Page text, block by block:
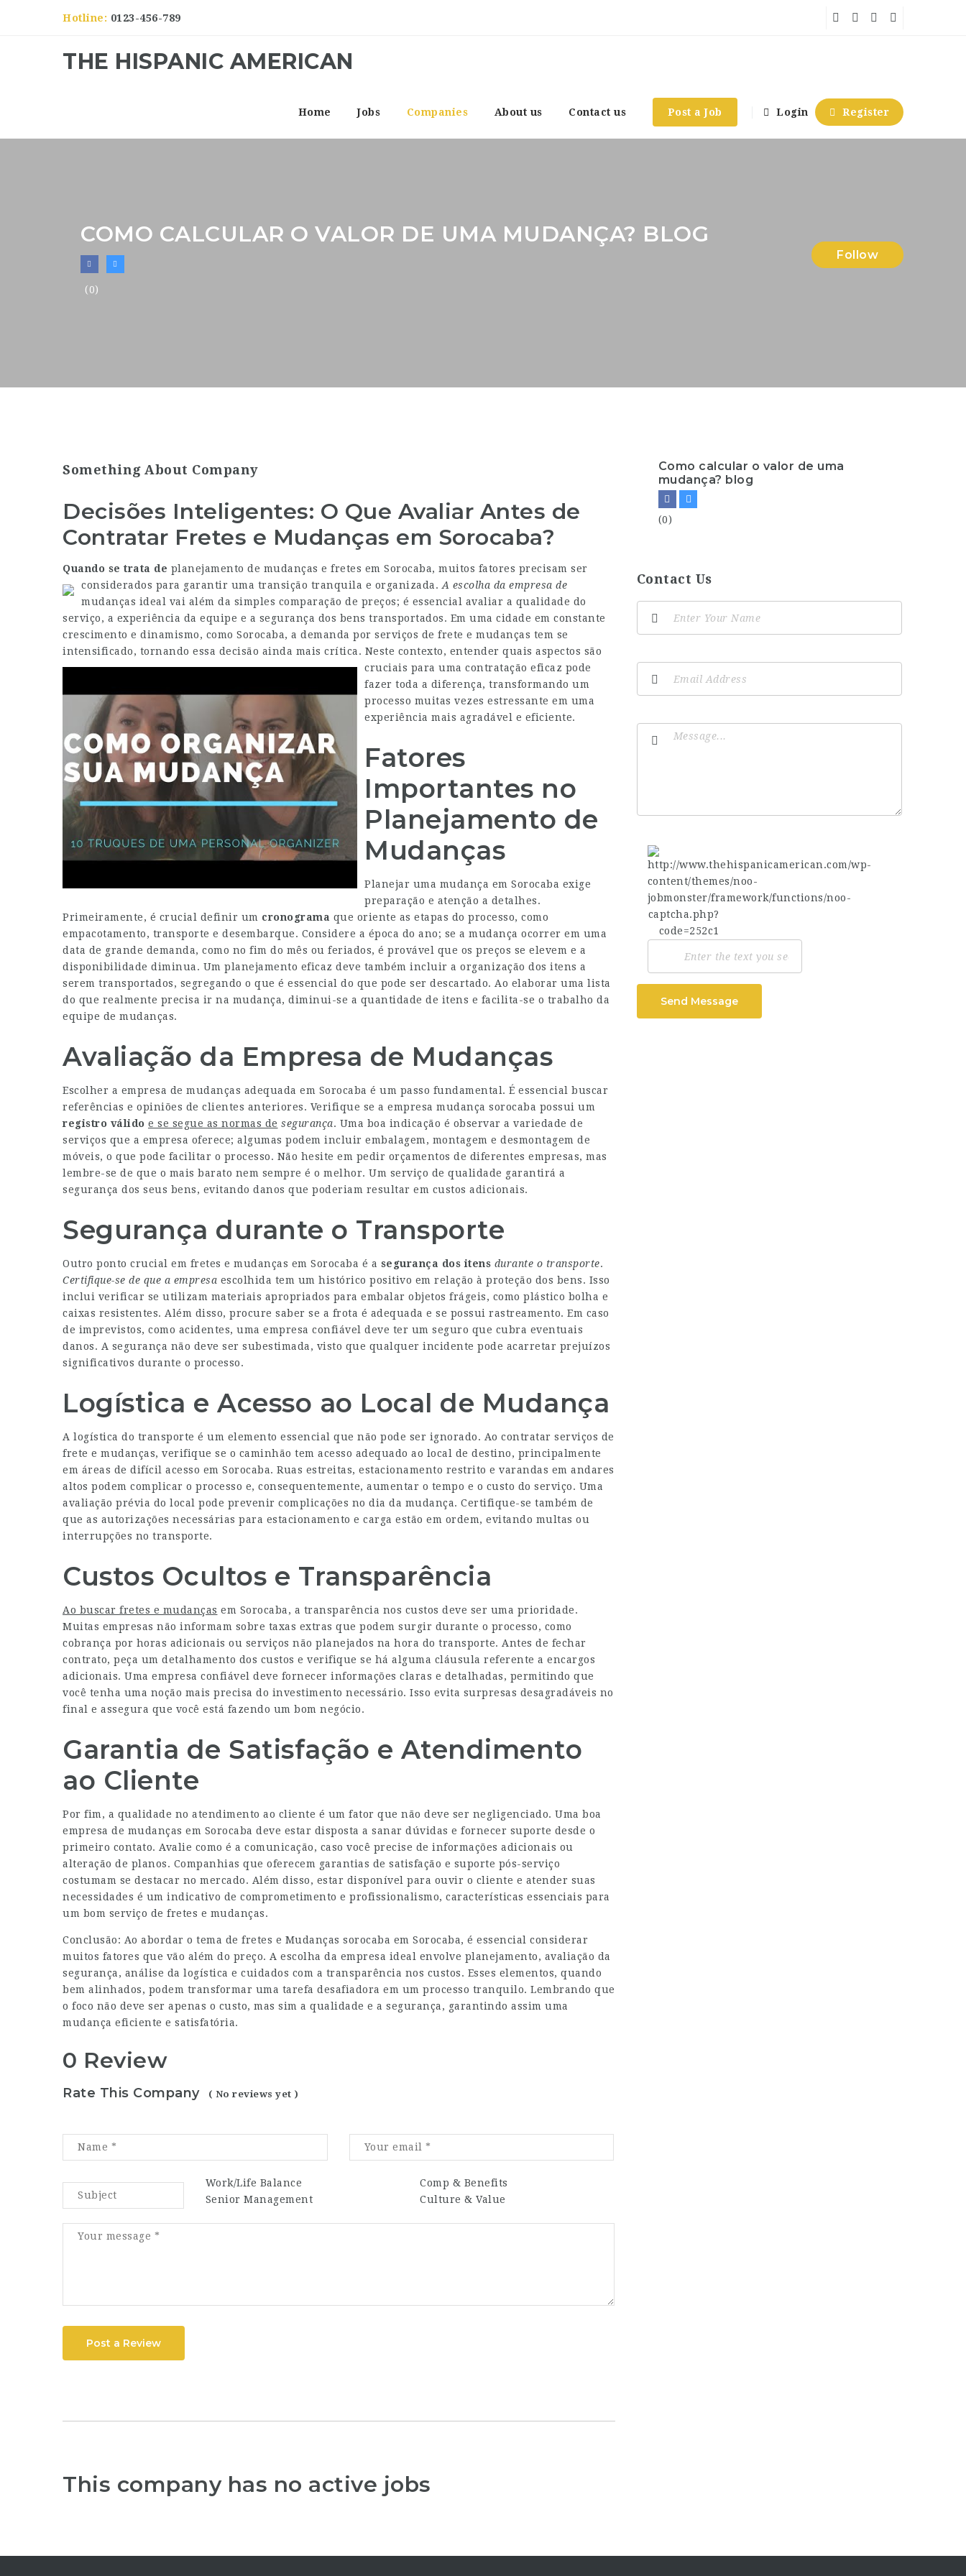
Hotline: 0123-456-789
THE HISPANIC AMERICAN
Home Jobs Companies About us Contact us Post a Job Login Register
COMO CALCULAR O VALOR DE UMA MUDANÇA? BLOG
(0)
Follow
Something About Company
Decisões Inteligentes: O Que Avaliar Antes de
Contratar Fretes e Mudanças em Sorocaba?
Quando se trata de planejamento de mudanças e fretes em Sorocaba, muitos fatores precisam ser
considerados para garantir uma transição tranquila e organizada. A escolha da empresa de
mudanças ideal vai além da simples comparação de preços; é essencial avaliar a qualidade do
serviço, a experiência da equipe e a segurança dos bens transportados. Em uma cidade em constante
crescimento e dinamismo, como Sorocaba, a demanda por serviços de frete e mudanças tem se
intensificado, tornando essa decisão ainda mais crítica. Neste contexto, entender quais aspectos são
cruciais para uma contratação eficaz pode
fazer toda a diferença, transformando um
processo muitas vezes estressante em uma
experiência mais agradável e eficiente.
Fatores
Importantes no
Planejamento de
Mudanças
Planejar uma mudança em Sorocaba exige
preparação e atenção a detalhes.
Primeiramente, é crucial definir um cronograma que oriente as etapas do processo, como
empacotamento, transporte e desembarque. Considere a época do ano; se a mudança ocorrer em uma
data de grande demanda, como no fim do mês ou feriados, é provável que os preços se elevem e a
disponibilidade diminua. Um planejamento eficaz deve também incluir a organização dos itens a
serem transportados, segregando o que é essencial do que pode ser descartado. Ao elaborar uma lista
do que realmente precisa ir na mudança, diminui-se a quantidade de itens e facilita-se o trabalho da
equipe de mudanças.
Avaliação da Empresa de Mudanças
Escolher a empresa de mudanças adequada em Sorocaba é um passo fundamental. É essencial buscar
referências e opiniões de clientes anteriores. Verifique se a empresa mudança sorocaba possui um
registro válido e se segue as normas de segurança. Uma boa indicação é observar a variedade de
serviços que a empresa oferece; algumas podem incluir embalagem, montagem e desmontagem de
móveis, o que pode facilitar o processo. Não hesite em pedir orçamentos de diferentes empresas, mas
lembre-se de que o mais barato nem sempre é o melhor. Um serviço de qualidade garantirá a
segurança dos seus bens, evitando danos que poderiam resultar em custos adicionais.
Segurança durante o Transporte
Outro ponto crucial em fretes e mudanças em Sorocaba é a segurança dos itens durante o transporte.
Certifique-se de que a empresa escolhida tem um histórico positivo em relação à proteção dos bens. Isso
inclui verificar se utilizam materiais apropriados para embalar objetos frágeis, como plástico bolha e
caixas resistentes. Além disso, procure saber se a frota é adequada e se possui rastreamento. Em caso
de imprevistos, como acidentes, uma empresa confiável deve ter um seguro que cubra eventuais
danos. A segurança não deve ser subestimada, visto que qualquer incidente pode acarretar prejuízos
significativos durante o processo.
Logística e Acesso ao Local de Mudança
A logística do transporte é um elemento essencial que não pode ser ignorado. Ao contratar serviços de
frete e mudanças, verifique se o caminhão tem acesso adequado ao local de destino, principalmente
em áreas de difícil acesso em Sorocaba. Ruas estreitas, estacionamento restrito e varandas em andares
altos podem complicar o processo e, consequentemente, aumentar o tempo e o custo do serviço. Uma
avaliação prévia do local pode prevenir complicações no dia da mudança. Certifique-se também de
que as autorizações necessárias para estacionamento e carga estão em ordem, evitando multas ou
interrupções no transporte.
Custos Ocultos e Transparência
Ao buscar fretes e mudanças em Sorocaba, a transparência nos custos deve ser uma prioridade.
Muitas empresas não informam sobre taxas extras que podem surgir durante o processo, como
cobrança por horas adicionais ou serviços não planejados na hora do transporte. Antes de fechar
contrato, peça um detalhamento dos custos e verifique se há alguma cláusula referente a encargos
adicionais. Uma empresa confiável deve fornecer informações claras e detalhadas, permitindo que
você tenha uma noção mais precisa do investimento necessário. Isso evita surpresas desagradáveis no
final e assegura que você está fazendo um bom negócio.
Garantia de Satisfação e Atendimento
ao Cliente
Por fim, a qualidade no atendimento ao cliente é um fator que não deve ser negligenciado. Uma boa
empresa de mudanças em Sorocaba deve estar disposta a sanar dúvidas e fornecer suporte desde o
primeiro contato. Avalie como é a comunicação, caso você precise de informações adicionais ou
alteração de planos. Companhias que oferecem garantias de satisfação e suporte pós-serviço
costumam se destacar no mercado. Além disso, estar disponível para ouvir o cliente e atender suas
necessidades é um indicativo de comprometimento e profissionalismo, características essenciais para
um bom serviço de fretes e mudanças.
Conclusão: Ao abordar o tema de fretes e Mudanças sorocaba em Sorocaba, é essencial considerar
muitos fatores que vão além do preço. A escolha da empresa ideal envolve planejamento, avaliação da
segurança, análise da logística e cuidados com a transparência nos custos. Esses elementos, quando
bem alinhados, podem transformar uma tarefa desafiadora em um processo tranquilo. Lembrando que
o foco não deve ser apenas o custo, mas sim a qualidade e a segurança, garantindo assim uma
mudança eficiente e satisfatória.
0 Review
Rate This Company ( No reviews yet )
Work/Life Balance
Comp & Benefits
Senior Management
Culture & Value
Post a Review
This company has no active jobs
Como calcular o valor de uma
mudança? blog
(0)
Contact Us
Send Message